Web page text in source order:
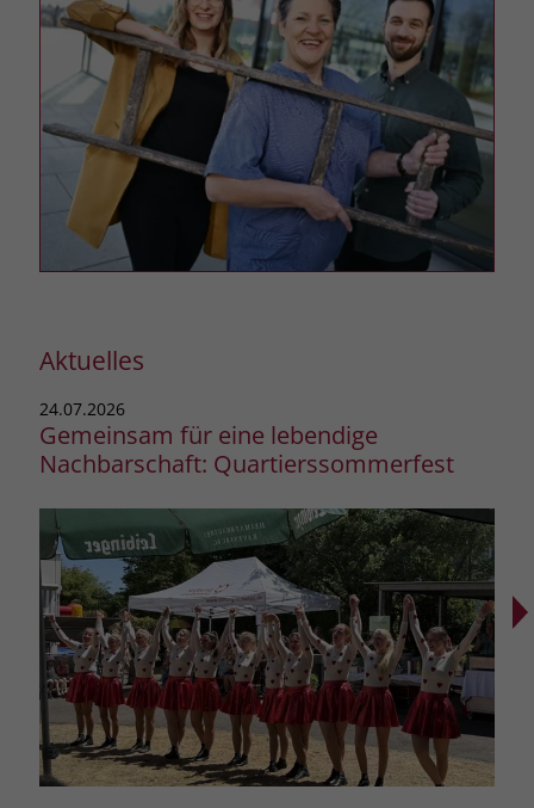
Aktuelles
24.07.2026
Gemeinsam für eine lebendige
Nachbarschaft: Quartierssommerfest